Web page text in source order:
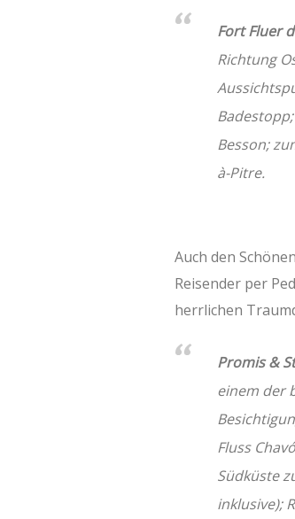
Fort Fluer
Richtung
Besson;
à-Pitre.
Auch den
Reisender per
herrlichen
Promis &
einem der
Fluss
Südküste
inklusive);